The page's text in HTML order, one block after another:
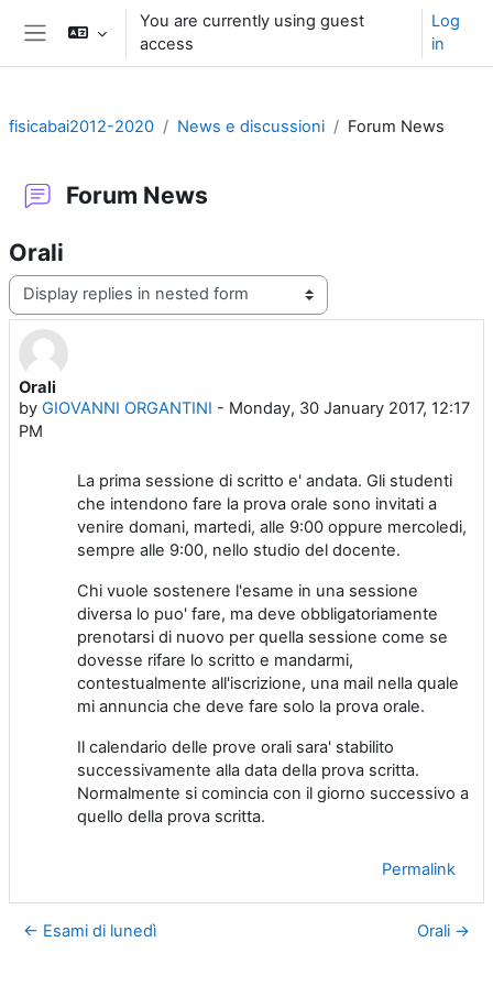
Skip to main content
You are currently using guest
access
Log
in
fisicabai2012-2020 News e discussioni Forum News
Forum News
Orali
Display mode
Orali
by GIOVANNI ORGANTINI - Monday, 30 January 2017, 12:17
PM
Number of replies: 0
La prima sessione di scritto e' andata. Gli studenti
che intendono fare la prova orale sono invitati a
venire domani, martedi, alle 9:00 oppure mercoledi,
sempre alle 9:00, nello studio del docente.
Chi vuole sostenere l'esame in una sessione
diversa lo puo' fare, ma deve obbligatoriamente
prenotarsi di nuovo per quella sessione come se
dovesse rifare lo scritto e mandarmi,
contestualmente all'iscrizione, una mail nella quale
mi annuncia che deve fare solo la prova orale.
Il calendario delle prove orali sara' stabilito
successivamente alla data della prova scritta.
Normalmente si comincia con il giorno successivo a
quello della prova scritta.
Permalink
← Esami di lunedì Orali →